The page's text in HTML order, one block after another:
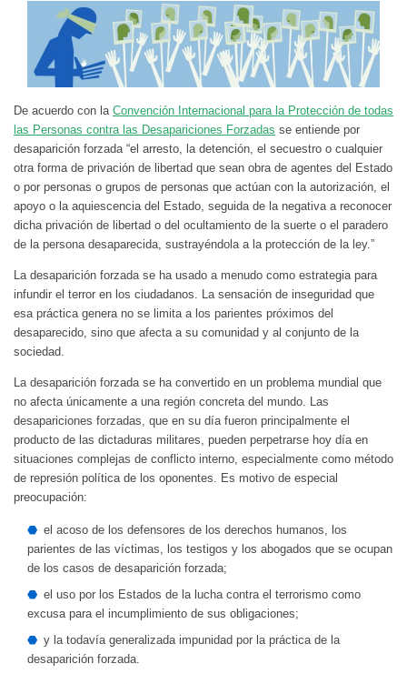
De acuerdo con la Convención Internacional para la Protección de todas
las Personas contra las Desapariciones Forzadas se entiende por
desaparición forzada “el arresto, la detención, el secuestro o cualquier
otra forma de privación de libertad que sean obra de agentes del Estado
o por personas o grupos de personas que actúan con la autorización, el
apoyo o la aquiescencia del Estado, seguida de la negativa a reconocer
dicha privación de libertad o del ocultamiento de la suerte o el paradero
de la persona desaparecida, sustrayéndola a la protección de la ley.”
La desaparición forzada se ha usado a menudo como estrategia para
infundir el terror en los ciudadanos. La sensación de inseguridad que
esa práctica genera no se limita a los parientes próximos del
desaparecido, sino que afecta a su comunidad y al conjunto de la
sociedad.
La desaparición forzada se ha convertido en un problema mundial que
no afecta únicamente a una región concreta del mundo. Las
desapariciones forzadas, que en su día fueron principalmente el
producto de las dictaduras militares, pueden perpetrarse hoy día en
situaciones complejas de conflicto interno, especialmente como método
de represión política de los oponentes. Es motivo de especial
preocupación:
el acoso de los defensores de los derechos humanos, los
parientes de las víctimas, los testigos y los abogados que se ocupan
de los casos de desaparición forzada;
el uso por los Estados de la lucha contra el terrorismo como
excusa para el incumplimiento de sus obligaciones;
y la todavía generalizada impunidad por la práctica de la
desaparición forzada.